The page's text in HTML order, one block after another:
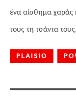
ένα αίσθημα χαράς
τους τη τσάντα τους.
PLAISIO